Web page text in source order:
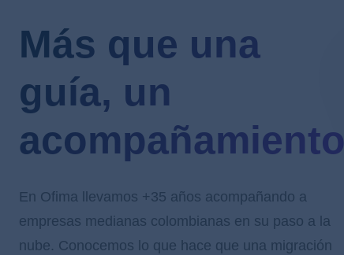
Más que una
guía, un
acompañamiento
En Ofima llevamos +35 años acompañando a
empresas medianas colombianas en su paso a la
nube. Conocemos lo que hace que una migración